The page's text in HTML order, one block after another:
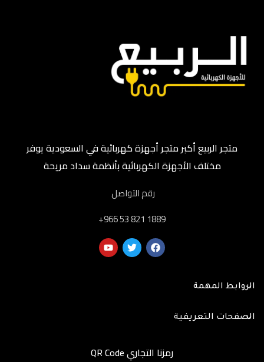
متجر الربيع أكبر متجر أجهزة كهربائية في السعودية يوفر
مختلف الأجهزة الكهربائية بأنظمة سداد مريحة
رقم التواصل
‎+966 53 821 1889
الروابط المهمة
الصفحات التعريفية
رمزنا التجاري QR Code